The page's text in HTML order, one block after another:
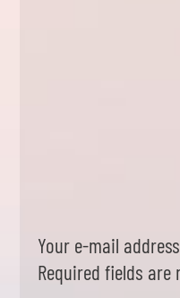
Your e-mail
Required fields